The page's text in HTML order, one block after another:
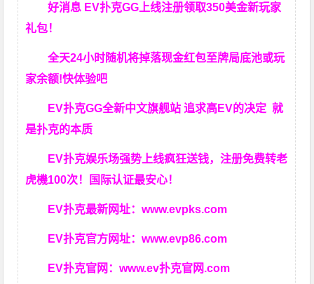
好消息 EV扑克GG上线注册领取350美金新玩家
礼包！
全天24小时随机将掉落现金红包至牌局底池或玩
家余额!快体验吧
EV扑克GG全新中文旗舰站 追求高EV的决定就
是扑克的本质
EV扑克娱乐场强势上线疯狂送钱，注册免费转老
虎機100次！国际认证最安心！
EV扑克最新网址：www.evpks.com
EV扑克官方网址：www.evp86.com
EV扑克官网：www.ev扑克官网.com